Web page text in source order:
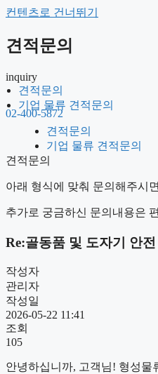
컨텐츠로 건너뛰기
기업 물류 견적문의
02-400-5872
견적문의
inquiry
견적문의
기업 물류 견적문의
견적문의
기업 물류 견적문의
견적문의
아래 형식에 맞춰 문의해주시
추가로 궁금하신 문의내용은
Re:골동품 및 도자기 안
작성자
관리자
작성일
2026-05-22 11:41
조회
105
안녕하십니까, 고객님! 형성물